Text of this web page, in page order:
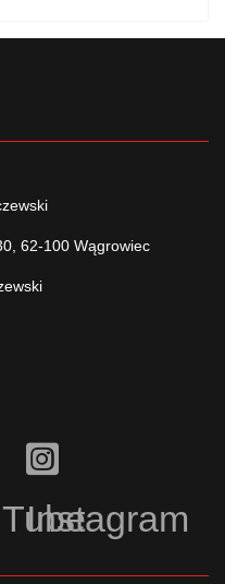
62-100 Wągrowiec
Instagram